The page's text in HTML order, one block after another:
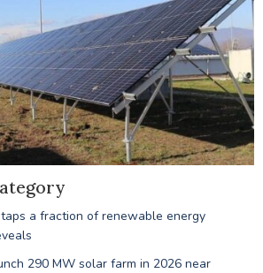
a fraction of renewable energy
290 MW solar farm in 2026 near